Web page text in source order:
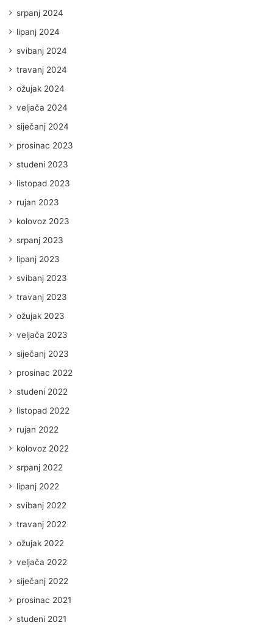
srpanj 2024
lipanj 2024
svibanj 2024
travanj 2024
ožujak 2024
veljača 2024
siječanj 2024
prosinac 2023
studeni 2023
listopad 2023
rujan 2023
kolovoz 2023
srpanj 2023
lipanj 2023
svibanj 2023
travanj 2023
ožujak 2023
veljača 2023
siječanj 2023
prosinac 2022
studeni 2022
listopad 2022
rujan 2022
kolovoz 2022
srpanj 2022
lipanj 2022
svibanj 2022
travanj 2022
ožujak 2022
veljača 2022
siječanj 2022
prosinac 2021
studeni 2021